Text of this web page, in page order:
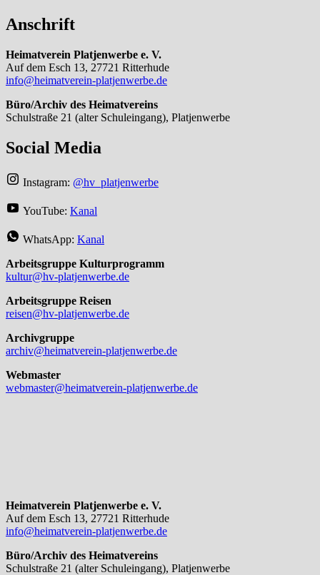
Anschrift
Heimatverein Platjenwerbe e. V.
Auf dem Esch 13, 27721 Ritterhude
info@heimatverein-platjenwerbe.de
Büro/Archiv des Heimatvereins
Schulstraße 21 (alter Schuleingang), Platjenwerbe
Social Media
Instagram: @hv_platjenwerbe
YouTube: Kanal
WhatsApp: Kanal
Arbeitsgruppe Kulturprogramm
kultur@hv-platjenwerbe.de
Arbeitsgruppe Reisen
reisen@hv-platjenwerbe.de
Archivgruppe
archiv@heimatverein-platjenwerbe.de
Webmaster
webmaster@heimatverein-platjenwerbe.de
Heimatverein Platjenwerbe e. V.
Auf dem Esch 13, 27721 Ritterhude
info@heimatverein-platjenwerbe.de
Büro/Archiv des Heimatvereins
Schulstraße 21 (alter Schuleingang), Platjenwerbe